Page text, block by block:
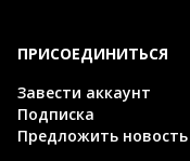
ПРИСОЕДИНИТЬСЯ
Завести аккаунт
Подписка
Предложить новость